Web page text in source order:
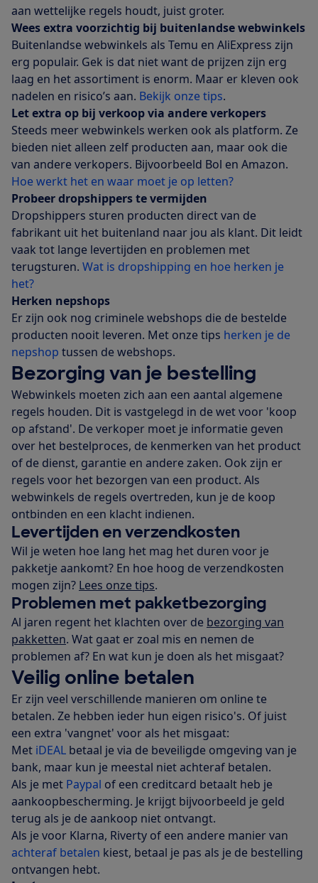
aan wettelijke regels houdt, juist groter.
Wees extra voorzichtig bij buitenlandse webwinkels
Buitenlandse webwinkels als Temu en AliExpress zijn
erg populair. Gek is dat niet want de prijzen zijn erg
laag en het assortiment is enorm. Maar er kleven ook
nadelen en risico’s aan. Bekijk onze tips.
Let extra op bij verkoop via andere verkopers
Steeds meer webwinkels werken ook als platform. Ze
bieden niet alleen zelf producten aan, maar ook die
van andere verkopers. Bijvoorbeeld Bol en Amazon.
Hoe werkt het en waar moet je op letten?
Probeer dropshippers te vermijden
Dropshippers sturen producten direct van de
fabrikant uit het buitenland naar jou als klant. Dit leidt
vaak tot lange levertijden en problemen met
terugsturen. Wat is dropshipping en hoe herken je
het?
Herken nepshops
Er zijn ook nog criminele webshops die de bestelde
producten nooit leveren. Met onze tips herken je de
nepshop tussen de webshops.
Bezorging van je bestelling
Webwinkels moeten zich aan een aantal algemene
regels houden. Dit is vastgelegd in de wet voor 'koop
op afstand'. De verkoper moet je informatie geven
over het bestelproces, de kenmerken van het product
of de dienst, garantie en andere zaken. Ook zijn er
regels voor het bezorgen van een product. Als
webwinkels de regels overtreden, kun je de koop
ontbinden en een klacht indienen.
Levertijden en verzendkosten
Wil je weten hoe lang het mag het duren voor je
pakketje aankomt? En hoe hoog de verzendkosten
mogen zijn? Lees onze tips.
Problemen met pakketbezorging
Al jaren regent het klachten over de bezorging van
pakketten. Wat gaat er zoal mis en nemen de
problemen af? En wat kun je doen als het misgaat?
Veilig online betalen
Er zijn veel verschillende manieren om online te
betalen. Ze hebben ieder hun eigen risico's. Of juist
een extra 'vangnet' voor als het misgaat:
Met iDEAL betaal je via de beveiligde omgeving van je
bank, maar kun je meestal niet achteraf betalen.
Als je met Paypal of een creditcard betaalt heb je
aankoopbescherming. Je krijgt bijvoorbeeld je geld
terug als je de aankoop niet ontvangt.
Als je voor Klarna, Riverty of een andere manier van
achteraf betalen kiest, betaal je pas als je de bestelling
ontvangen hebt.